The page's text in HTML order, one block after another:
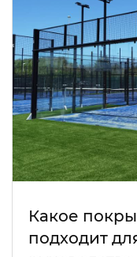
Какое
подходит